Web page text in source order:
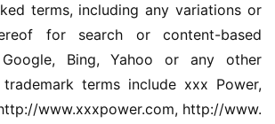
terms, including any variations or
for search or content-based
Bing, Yahoo or any other
terms include xxx Power,
www.xxxpower.com, http://www.